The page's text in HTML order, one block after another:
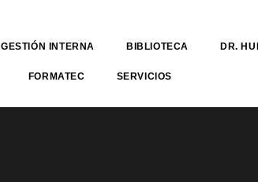
GESTIÓN INTERNA BIBLIOTECA DR.
FORMATEC SERVICIOS